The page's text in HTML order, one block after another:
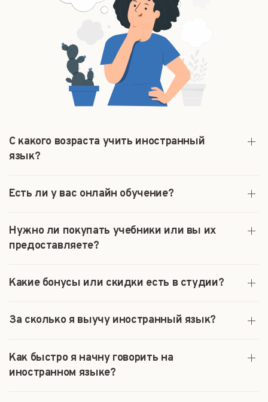
С какого возраста учить иностранный
язык?
Есть ли у вас онлайн обучение?
Нужно ли покупать учебники или вы их
предоставляете?
Какие бонусы или скидки есть в студии?
За сколько я выучу иностранный язык?
Как быстро я начну говорить на
иностранном языке?